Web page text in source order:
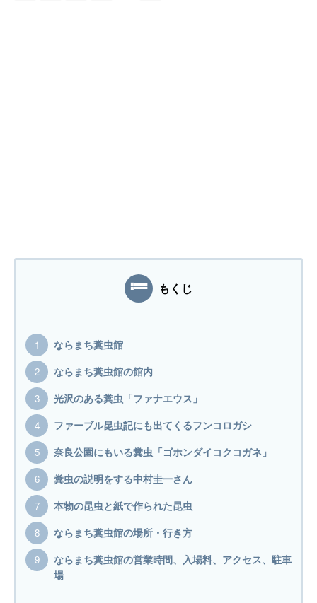
もくじ
ならまち糞虫館
ならまち糞虫館の館内
光沢のある糞虫「ファナエウス」
ファーブル昆虫記にも出てくるフンコロガシ
奈良公園にもいる糞虫「ゴホンダイコクコガネ」
糞虫の説明をする中村圭一さん
本物の昆虫と紙で作られた昆虫
ならまち糞虫館の場所・行き方
ならまち糞虫館の営業時間、入場料、アクセス、駐車
場